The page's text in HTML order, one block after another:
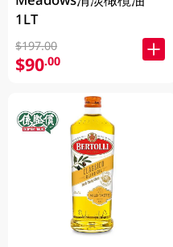
1LT
$197.00
$90.00